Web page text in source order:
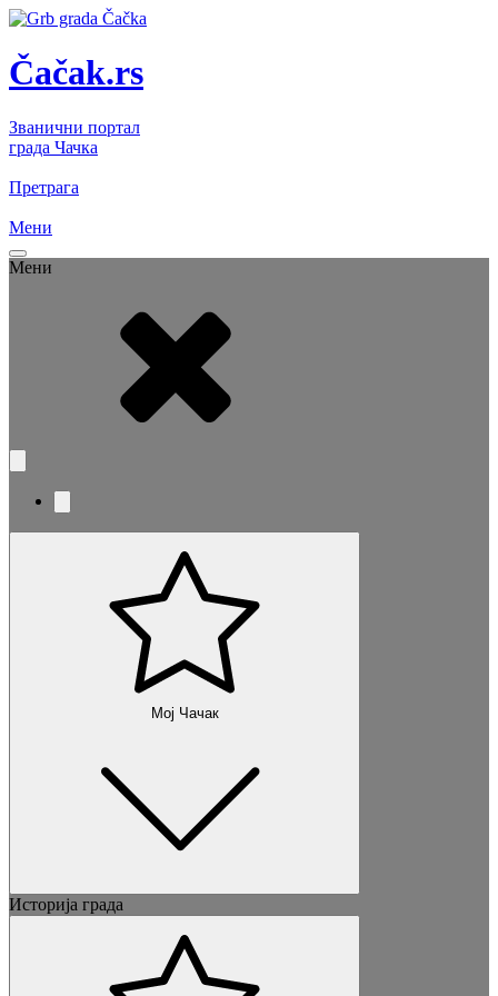
Čačak.rs
Званични портал
града Чачка
Претрага
Мени
Мени
Мој Чачак
Историја града